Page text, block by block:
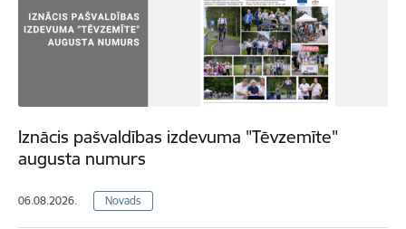
Iznācis pašvaldības izdevuma "Tēvzemīte"
augusta numurs
06.08.2026. Novads